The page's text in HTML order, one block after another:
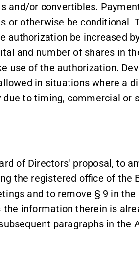
and/or convertibles.
or otherwise be conditional.
authorization be increased
and number of shares in
use of the authorization.
in situations where a
to timing, commercial or
of Directors' proposal, to
the registered office of the
and to remove § 9 in
information therein is
paragraphs in the